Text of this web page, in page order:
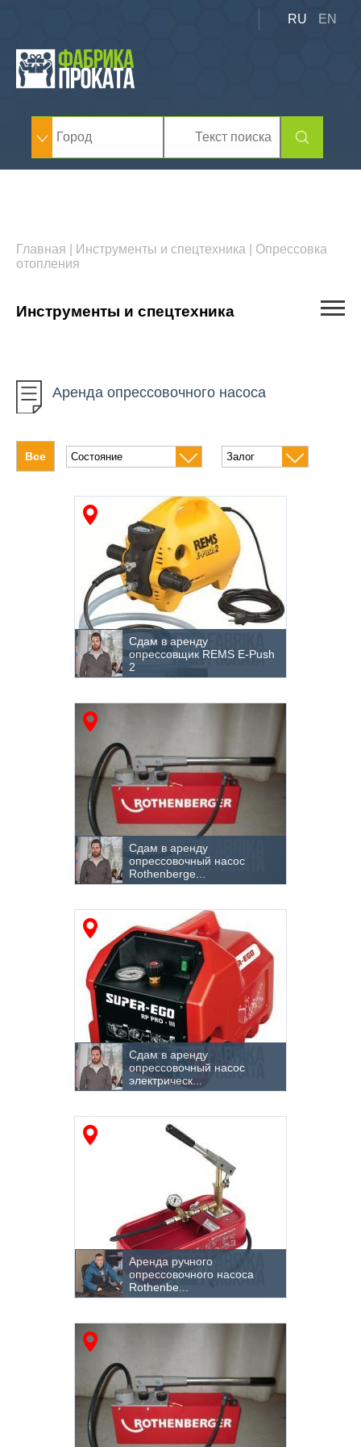
RU EN
Главная Инструменты и спецтехника
Опрессовка
отопления
Инструменты и спецтехника
Автомобильный инструмент
Бетонное оборудование
Бурение грунта
Высотное оборудование
Измерительные приборы
Климатическое оборудование
Компрессоры
Насосное оборудование
Обработка арматуры
Ограждения
Опалубочные системы
Опрессовка отопления
Освещение
Отопление и вентиляция
Отрезное оборудование и инструмент
Очистка поверхностей
Парогенераторы
Плиткорезы и камнерезы
Погрузчики
Подъемные краны
Разрушение и демонтаж
Складское оборудование
Уборочное оборудование и техника
Шлифовальные машины
Сварочное оборудование
Электроинструмент
Аренда опрессовочного насоса
Все
Сдам в аренду
опрессовщик REMS E-Push
2
Сдам в аренду
опрессовочный насос
Rothenberge...
Сдам в аренду
опрессовочный насос
электрическ...
Аренда ручного
опрессовочного насоса
Rothenbe...